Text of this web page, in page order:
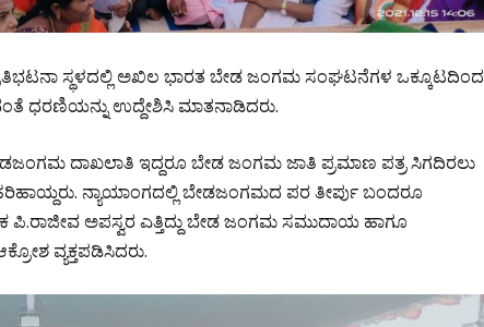
ಸ್ಥಳದಲ್ಲಿ ಅಖಿಲ ಭಾರತ ಬೇಡ ಜಂಗಮ ಸಂಘಟನೆಗಳ ಒಕ್ಕೂಟದಿಂದ
ಧರಣಿಯನ್ನು ಉದ್ದೇಶಿಸಿ ಮಾತನಾಡಿದರು.
ದಾಖಲಾತಿ ಇದ್ದರೂ ಬೇಡ ಜಂಗಮ ಜಾತಿ ಪ್ರಮಾಣ ಪತ್ರ ಸಿಗದಿರಲು
ನ್ಯಾಯಾಂಗದಲ್ಲಿ ಬೇಡಜಂಗಮದ ಪರ ತೀರ್ಪು ಬಂದರೂ
ಅಪಸ್ವರ ಎತ್ತಿದ್ದು ಬೇಡ ಜಂಗಮ ಸಮುದಾಯ ಹಾಗೂ
ವ್ಯಕ್ತಪಡಿಸಿದರು.